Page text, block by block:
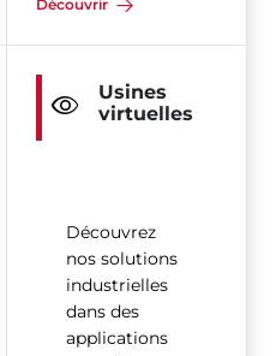
Découvrir
Usines
virtuelles
Découvrez
nos solutions
industrielles
dans des
applications